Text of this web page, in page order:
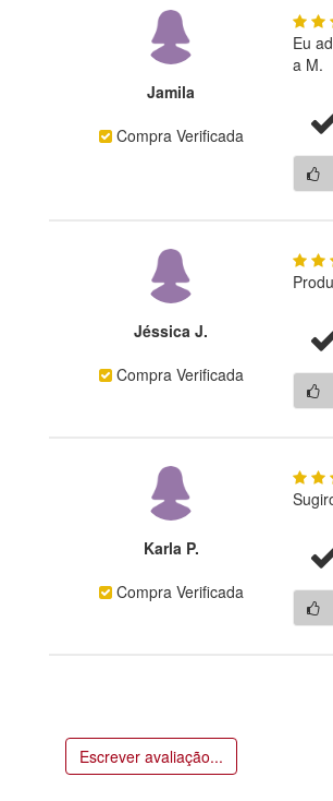
Jamila
Compra Verificada
Eu
a M.
Jéssica J.
Compra Verificada
Karla P.
Compra Verificada
Escrever avaliação...